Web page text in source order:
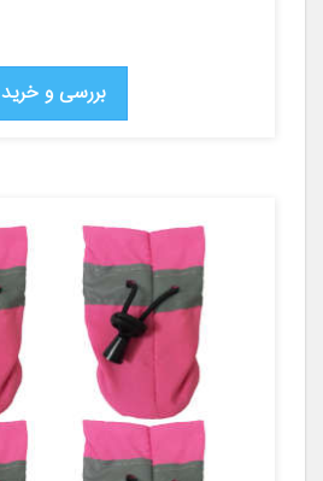
بررسی و خرید